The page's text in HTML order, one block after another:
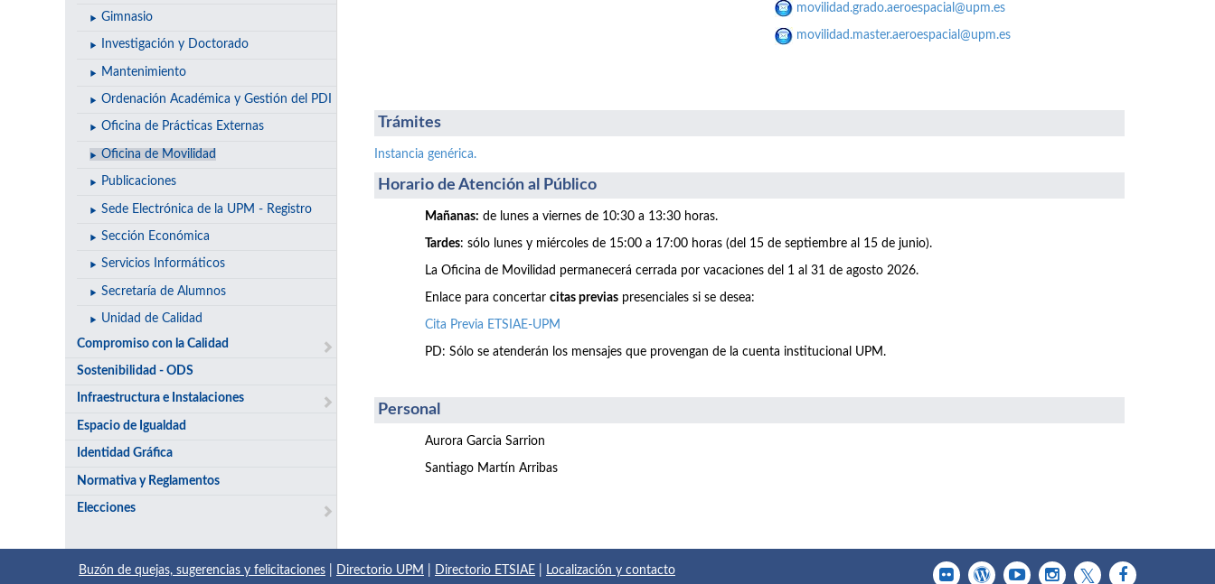
Gimnasio
Investigación y Doctorado
Mantenimiento
Ordenación Académica y Gestión del PDI
Oficina de Prácticas Externas
Oficina de Movilidad
Publicaciones
Sede Electrónica de la UPM - Registro
Sección Económica
Servicios Informáticos
Secretaría de Alumnos
Unidad de Calidad
Compromiso con la Calidad
Sostenibilidad - ODS
Infraestructura e Instalaciones
Espacio de Igualdad
Identidad Gráfica
Normativa y Reglamentos
Elecciones
movilidad.grado.aeroespacial@upm.es
movilidad.master.aeroespacial@upm.es
Trámites
Instancia genérica.
Horario de Atención al Público
Mañanas: de lunes a viernes de 10:30 a 13:30 horas.
Tardes: sólo lunes y miércoles de 15:00 a 17:00 horas (del 15 de septiembre al 15 de junio).
La Oficina de Movilidad permanecerá cerrada por vacaciones del 1 al 31 de agosto 2026.
Enlace para concertar citas previas presenciales si se desea:
Cita Previa ETSIAE-UPM
PD: Sólo se atenderán los mensajes que provengan de la cuenta institucional UPM.
Personal
Aurora Garcia Sarrion
Santiago Martín Arribas
Buzón de quejas, sugerencias y felicitaciones Directorio UPM Directorio ETSIAE Localización y contacto